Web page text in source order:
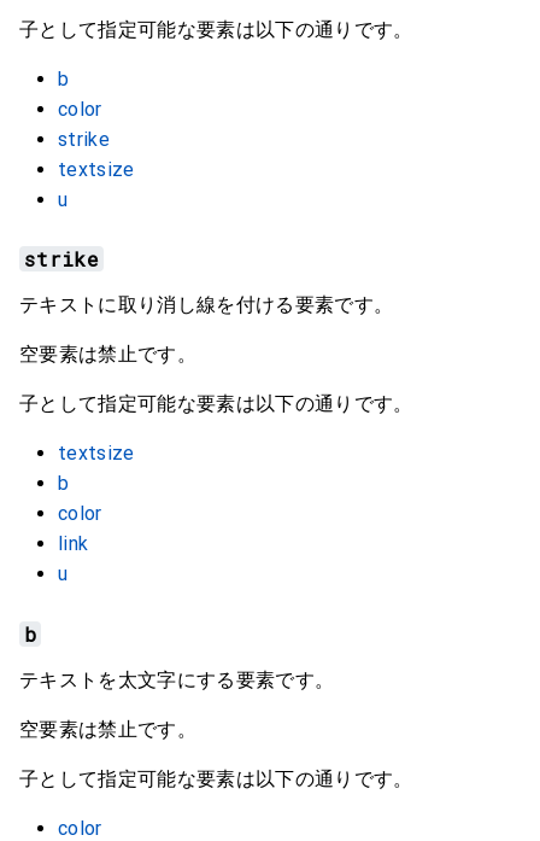
子として指定可能な要素は以下の通りです。
b
color
strike
textsize
u
strike
テキストに取り消し線を付ける要素です。
空要素は禁止です。
子として指定可能な要素は以下の通りです。
textsize
b
color
link
u
b
テキストを太文字にする要素です。
空要素は禁止です。
子として指定可能な要素は以下の通りです。
color